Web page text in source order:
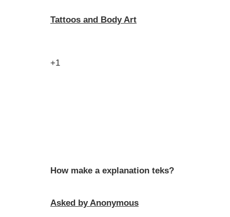
Tattoos and Body Art
+1
How make a explanation teks?
Asked by Anonymous